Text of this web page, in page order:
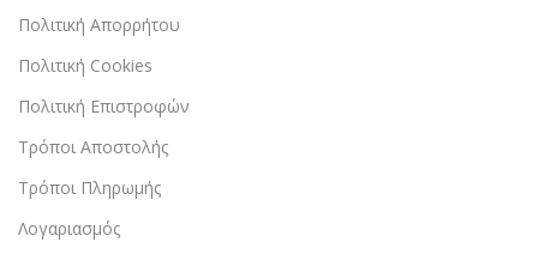
Πολιτική Απορρήτου
Πολιτική Cookies
Πολιτική Επιστροφών
Τρόποι Αποστολής
Τρόποι Πληρωμής
Λογαριασμός